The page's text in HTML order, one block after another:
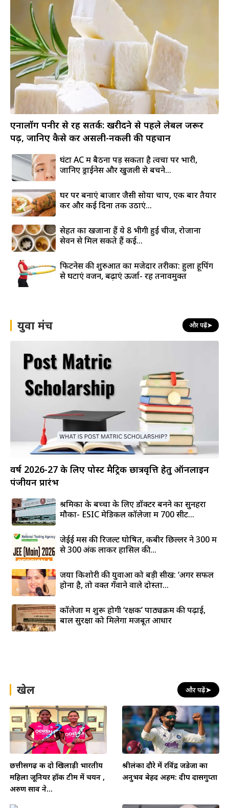
एनालॉग पनीर से रहें सतर्क: खरीदने से पहले लेबल जरूर
पढ़ें, जानिए कैसे करें असली-नकली की पहचान
घंटों AC में बैठना पड़ सकता है त्वचा पर भारी,
जानिए ड्राईनेस और खुजली से बचने...
घर पर बनाएं बाजार जैसी सोया चाप, एक बार तैयार
करें और कई दिनों तक उठाएं...
सेहत का खजाना हैं ये 8 भीगी हुई चीजें, रोजाना
सेवन से मिल सकते हैं कई...
फिटनेस की शुरुआत का मजेदार तरीका: हुला हूपिंग
से घटाएं वजन, बढ़ाएं ऊर्जा- रहें तनावमुक्त
युवा मंच और पढ़ें➤
वर्ष 2026-27 के लिए पोस्ट मैट्रिक छात्रवृत्ति हेतु ऑनलाइन
पंजीयन प्रारंभ
श्रमिकों के बच्चों के लिए डॉक्टर बनने का सुनहरा
मौका- ESIC मेडिकल कॉलेजों में 700 सीटें...
जेईई मेंस की रिजल्ट घोषित, कबीर छिल्लर ने 300 में
से 300 अंक लाकर हासिल की...
जया किशोरी की युवाओं को बड़ी सीख: ‘अगर सफल
होना है, तो वक्त गँवाने वाले दोस्तों...
कॉलेजों में शुरू होगी ‘रक्षक’ पाठ्यक्रम की पढ़ाई,
बाल सुरक्षा को मिलेगा मजबूत आधार
खेल और पढ़ें➤
छत्तीसगढ़ की दो खिलाड़ी भारतीय
महिला जूनियर हॉकी टीम में चयन ,
अरुण साव ने...
श्रीलंका दौरे में रविंद्र जडेजा का
अनुभव बेहद अहम: दीप दासगुप्ता